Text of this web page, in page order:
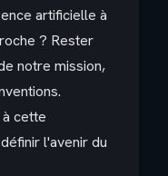
artificielle à
? Rester
notre mission,
cette
l'avenir du